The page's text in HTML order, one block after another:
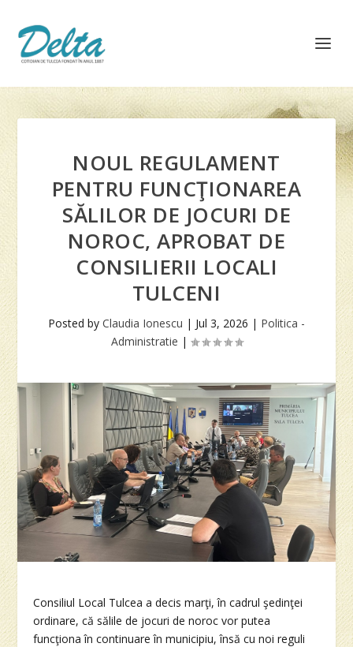
NOUL REGULAMENT
PENTRU FUNCŢIONAREA
SĂLILOR DE JOCURI DE
NOROC, APROBAT DE
CONSILIERII LOCALI
TULCENI
Posted by Claudia Ionescu | Jul 3, 2026 | Politica -
Administratie |
Consiliul Local Tulcea a decis marţi, în cadrul şedinţei
ordinare, că sălile de jocuri de noroc vor putea
funcţiona în continuare în municipiu, însă cu noi reguli